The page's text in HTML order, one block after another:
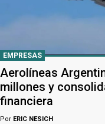
EMPRESAS
Aerolíneas
millones y
financiera
Por ERIC NESICH